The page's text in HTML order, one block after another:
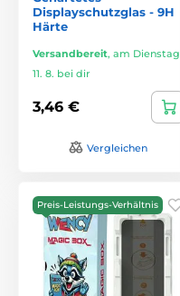
Displayschutzglas - 9H
Härte
Versandbereit, am Dienstag
11. 8. bei dir
3,46 €
Vergleichen
Preis-Leistungs-Verhältnis